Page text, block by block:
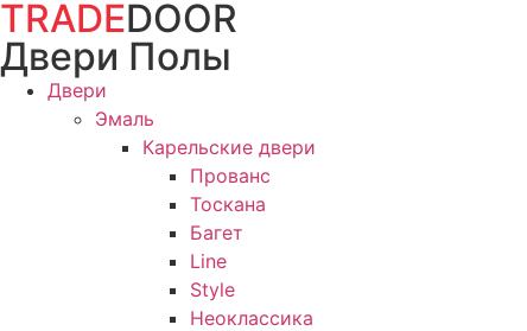
Перейти
к
содержимому
TRADEDOOR
Двери Полы
Двери
Эмаль
Карельские двери
Прованc
Тоскана
Багет
Line
Style
Неоклассика